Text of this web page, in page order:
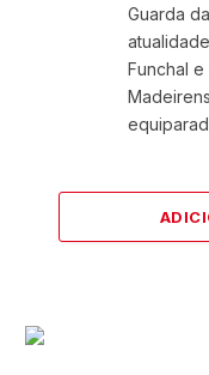
Guarda
Funchal